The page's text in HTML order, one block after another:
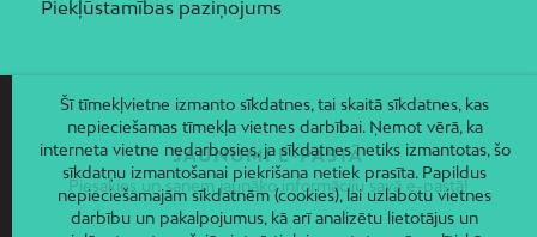
Piekļūstamības paziņojums
JAUNUMI E-PASTĀ
Piesakies un saņem jaunāko informāciju savā e-pastā!
Šī tīmekļvietne izmanto sīkdatnes, tai skaitā sīkdatnes, kas
nepieciešamas tīmekļa vietnes darbībai. Ņemot vērā, ka
interneta vietne nedarbosies, ja sīkdatnes netiks izmantotas, šo
sīkdatņu izmantošanai piekrišana netiek prasīta. Papildus
nepieciešamajām sīkdatnēm (cookies), lai uzlabotu vietnes
darbību un pakalpojumus, kā arī analizētu lietotājus un